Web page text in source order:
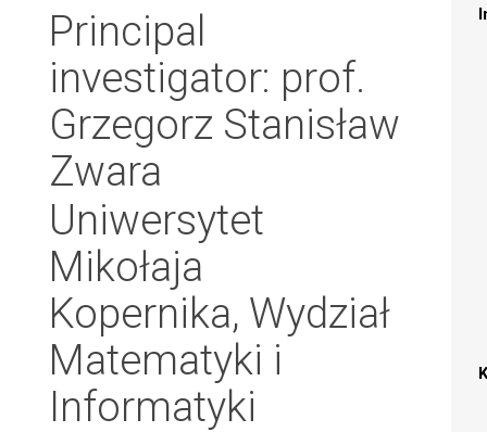
Principal
investigator: prof.
Grzegorz Stanisław
Zwara
Uniwersytet
Mikołaja
Kopernika, Wydział
Matematyki i
Informatyki